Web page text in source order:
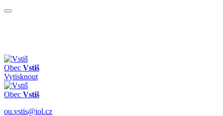
Obec Vstiš
Vytisknout
Obec Vstiš
ou.vstis@iol.cz